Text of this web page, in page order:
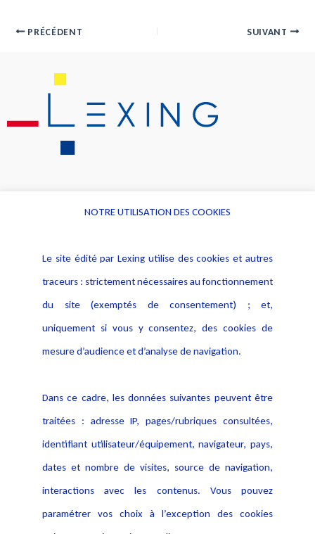
PRÉCÉDENT SUIVANT
Alerte professionnelle
Déclaration d'accessibilité
Notice Légale
Politique de protection des
données
Publications
NOTRE UTILISATION DES COOKIES
Le site édité par Lexing utilise des cookies et autres
traceurs : strictement nécessaires au fonctionnement
du site (exemptés de consentement) ; et,
uniquement si vous y consentez, des cookies de
mesure d’audience et d’analyse de navigation.
Dans ce cadre, les données suivantes peuvent être
traitées : adresse IP, pages/rubriques consultées,
identifiant utilisateur/équipement, navigateur, pays,
dates et nombre de visites, source de navigation,
interactions avec les contenus. Vous pouvez
paramétrer vos choix à l’exception des cookies